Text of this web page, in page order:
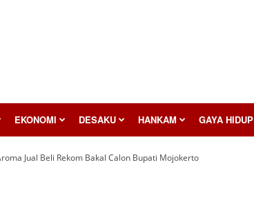
EKONOMI DESAKU HANKAM GAYA HIDUP
Jual Beli Rekom Bakal Calon Bupati Mojokerto